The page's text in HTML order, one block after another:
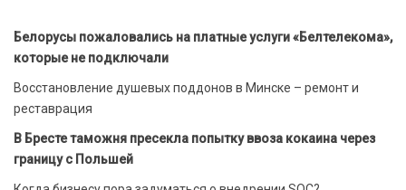
Белорусы пожаловались на платные услуги «Белтелекома»,
которые не подключали
Восстановление душевых поддонов в Минске – ремонт и
реставрация
В Бресте таможня пресекла попытку ввоза кокаина через
границу с Польшей